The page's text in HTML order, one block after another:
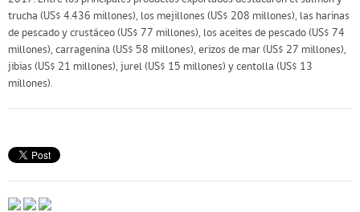
trucha (US$ 4.436 millones), los mejillones (US$ 208 millones), las harinas
de pescado y crustáceo (US$ 77 millones), los aceites de pescado (US$ 74
millones), carragenina (US$ 58 millones), erizos de mar (US$ 27 millones),
jibias (US$ 21 millones), jurel (US$ 15 millones) y centolla (US$ 13
millones).